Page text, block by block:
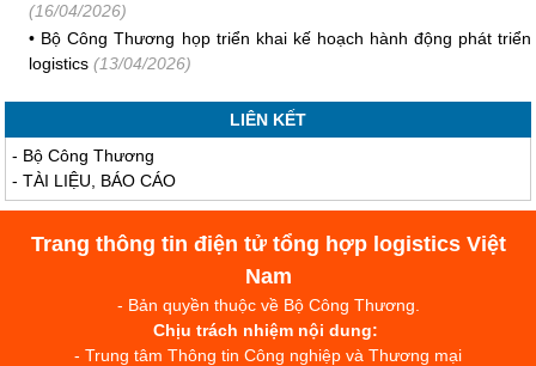
(16/04/2026)
• Bộ Công Thương họp triển khai kế hoạch hành động phát triển
logistics (13/04/2026)
LIÊN KẾT
- Bộ Công Thương
-TÀI LIỆU, BÁO CÁO
Trang thông tin điện tử tổng hợp logistics Việt
Nam
- Bản quyền thuộc về Bộ Công Thương.
Chịu trách nhiệm nội dung:
- Trung tâm Thông tin Công nghiệp và Thương mại